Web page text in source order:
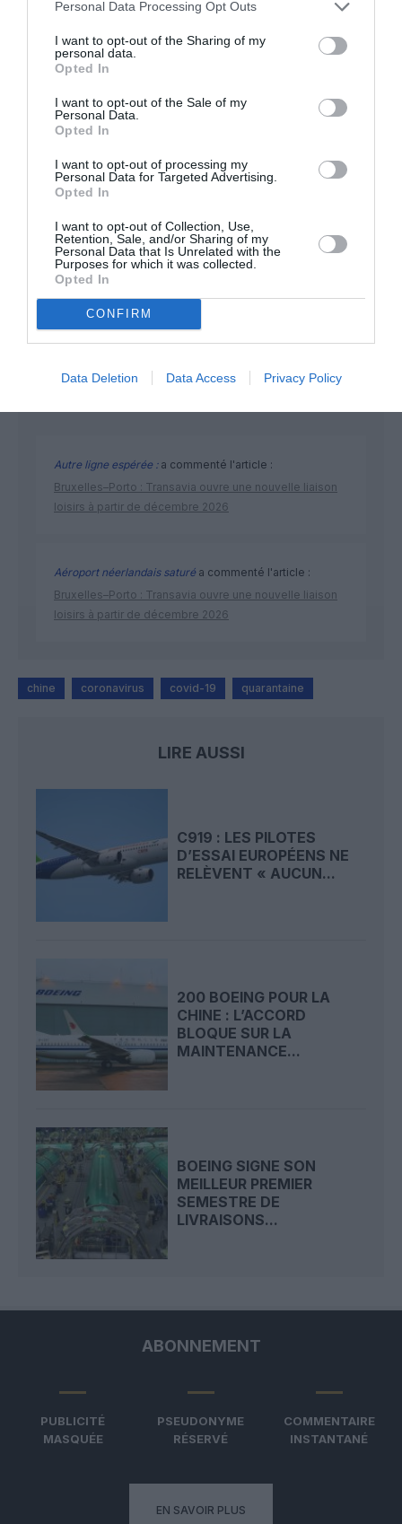
Personal Data Processing Opt Outs
I want to opt-out of the Sharing of my
personal data.
Opted In
I want to opt-out of the Sale of my
Personal Data.
Opted In
I want to opt-out of processing my
Personal Data for Targeted Advertising.
Opted In
I want to opt-out of Collection, Use,
Retention, Sale, and/or Sharing of my
Personal Data that Is Unrelated with the
Purposes for which it was collected.
Opted In
CONFIRM
Data Deletion Data Access Privacy Policy
LAISSER UN COMMENTAIRE
Soutenez Air Journal participez
à son
développement !
NOUS SOUTENIR
Autre ligne espérée :a commenté l'article :
Bruxelles–Porto : Transavia ouvre une nouvelle liaison
loisirs à partir de décembre 2026
Aéroport néerlandais saturéa commenté l'article :
Bruxelles–Porto : Transavia ouvre une nouvelle liaison
loisirs à partir de décembre 2026
chine coronavirus covid-19 quarantaine
LIRE AUSSI
C919 : LES PILOTES
D’ESSAI EUROPÉENS NE
RELÈVENT « AUCUN...
200 BOEING POUR LA
CHINE : L’ACCORD
BLOQUE SUR LA
MAINTENANCE...
BOEING SIGNE SON
MEILLEUR PREMIER
SEMESTRE DE
LIVRAISONS...
ABONNEMENT
PUBLICITÉ
MASQUÉE
PSEUDONYME
RÉSERVÉ
COMMENTAIRE
INSTANTANÉ
EN SAVOIR PLUS